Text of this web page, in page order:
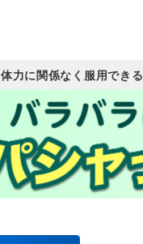
体力に関係なく服用できる